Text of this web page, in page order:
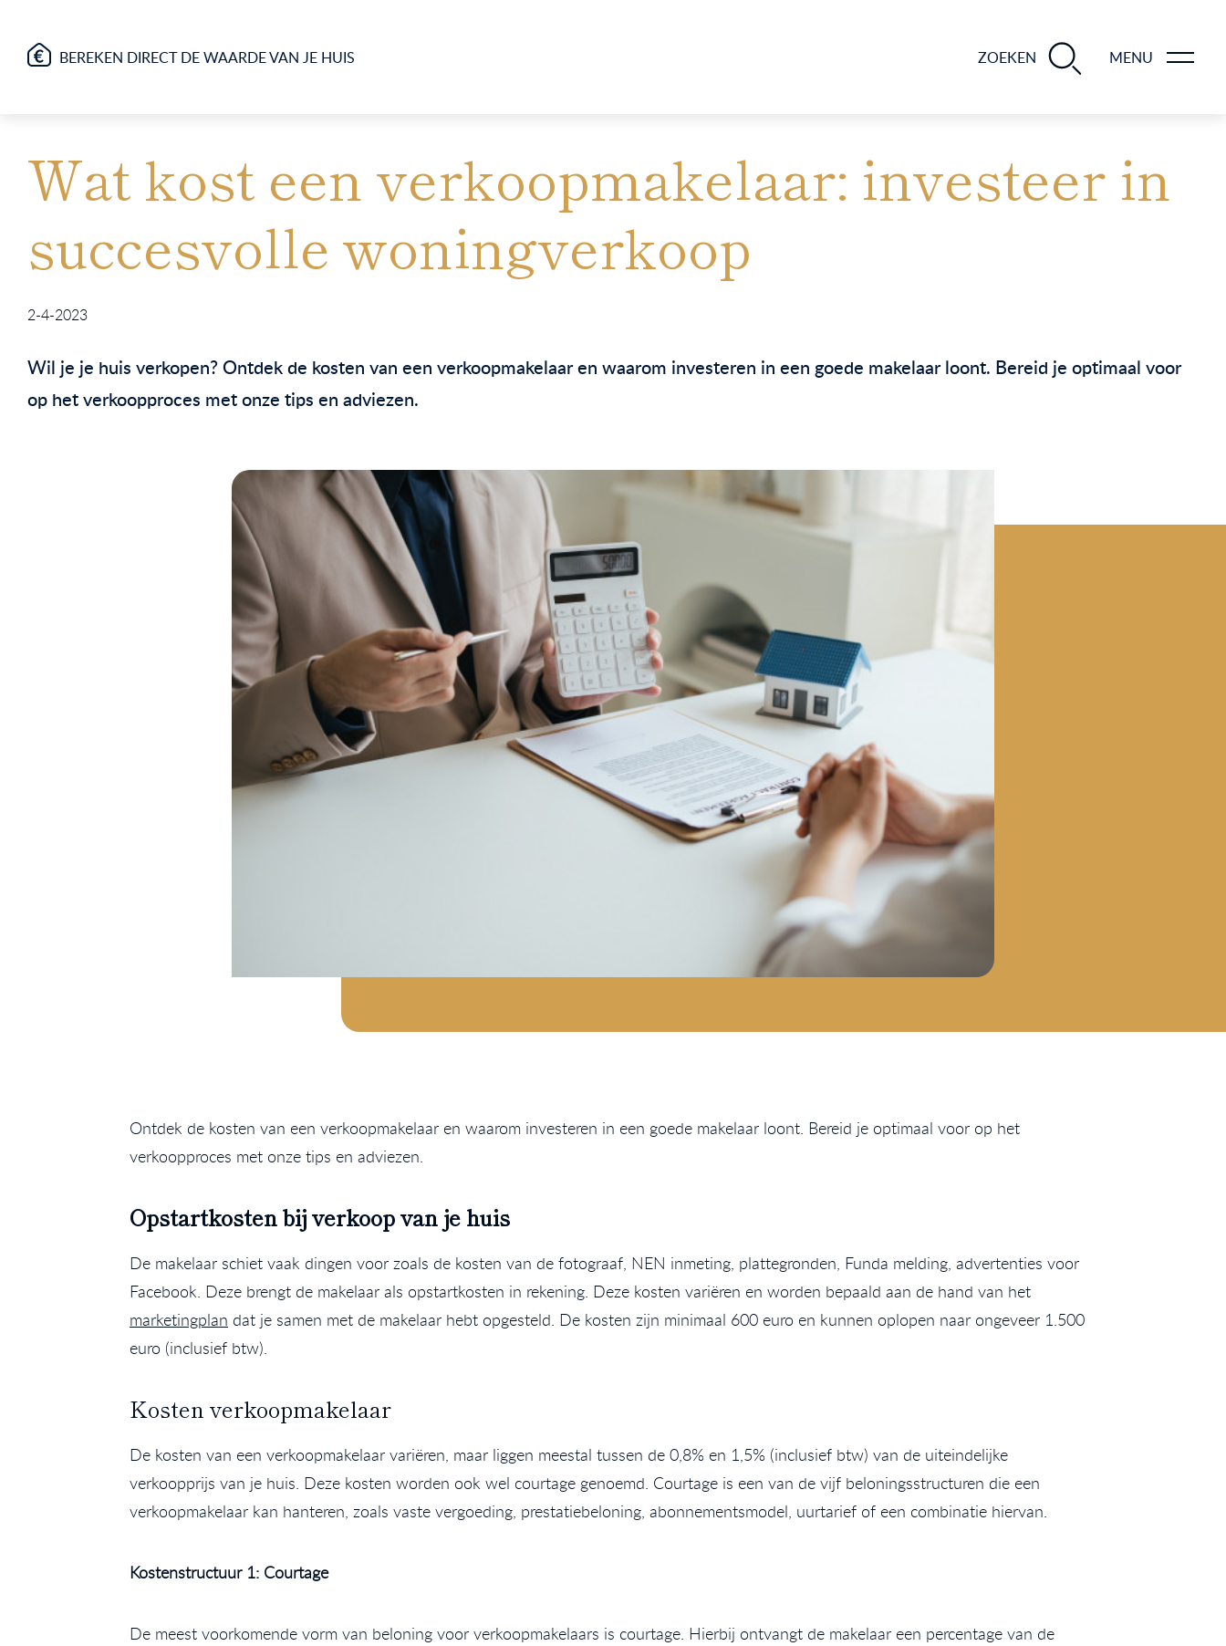
BEREKEN DIRECT DE WAARDE VAN JE HUIS ZOEKEN MENU
Wat kost een verkoopmakelaar: investeer in
succesvolle woningverkoop
2-4-2023
Wil je je huis verkopen? Ontdek de kosten van een verkoopmakelaar en waarom investeren in een goede makelaar loont. Bereid je optimaal voor
op het verkoopproces met onze tips en adviezen.
Ontdek de kosten van een verkoopmakelaar en waarom investeren in een goede makelaar loont. Bereid je optimaal voor op het
verkoopproces met onze tips en adviezen.
Opstartkosten bij verkoop van je huis
De makelaar schiet vaak dingen voor zoals de kosten van de fotograaf, NEN inmeting, plattegronden, Funda melding, advertenties voor
Facebook. Deze brengt de makelaar als opstartkosten in rekening. Deze kosten variëren en worden bepaald aan de hand van het
marketingplan dat je samen met de makelaar hebt opgesteld. De kosten zijn minimaal 600 euro en kunnen oplopen naar ongeveer 1.500
euro (inclusief btw).
Kosten verkoopmakelaar
De kosten van een verkoopmakelaar variëren, maar liggen meestal tussen de 0,8% en 1,5% (inclusief btw) van de uiteindelijke
verkoopprijs van je huis. Deze kosten worden ook wel courtage genoemd. Courtage is een van de vijf beloningsstructuren die een
verkoopmakelaar kan hanteren, zoals vaste vergoeding, prestatiebeloning, abonnementsmodel, uurtarief of een combinatie hiervan.
Kostenstructuur 1: Courtage
De meest voorkomende vorm van beloning voor verkoopmakelaars is courtage. Hierbij ontvangt de makelaar een percentage van de